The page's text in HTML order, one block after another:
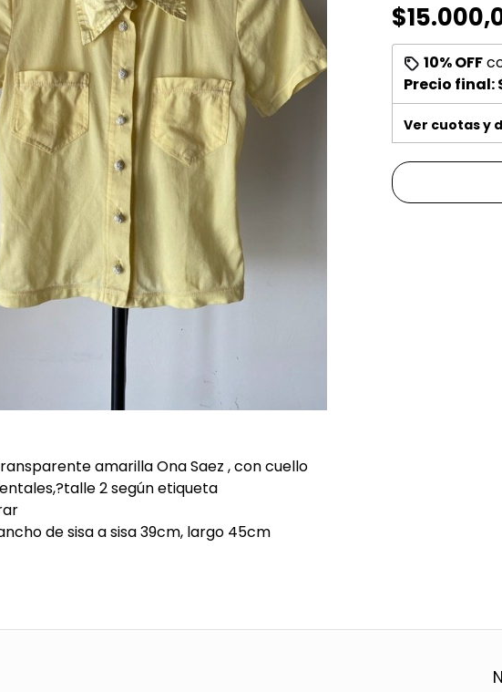
amarilla Ona Saez , con cuello
2 según etiqueta
de sisa a sisa 39cm, largo 45cm
10% OFF
Precio final:
Ver cuotas y